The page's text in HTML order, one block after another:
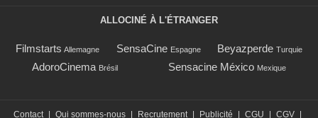
ALLOCINÉ À L'ÉTRANGER
Filmstarts Allemagne SensaCine Espagne Beyazperde Turquie
AdoroCinema Brésil Sensacine México Mexique
Contact Qui sommes-nous Recrutement Publicité CGU CGV